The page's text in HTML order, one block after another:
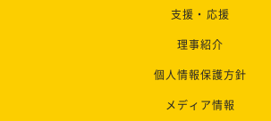
支援・応援
理事紹介
個人情報保護方針
メディア情報